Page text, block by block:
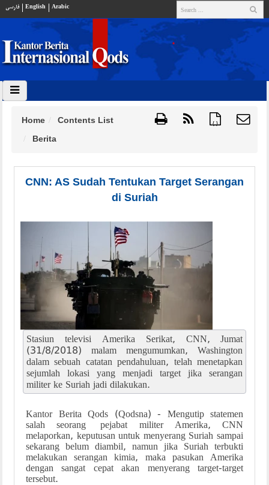
فارسي English Arabic
{ }
Home
Contents List
Berita
CNN: AS Sudah Tentukan Target Serangan
di Suriah
Stasiun televisi Amerika Serikat, CNN, Jumat
(31/8/2018) malam mengumumkan, Washington
dalam sebuah catatan pendahuluan, telah menetapkan
sejumlah lokasi yang menjadi target jika serangan
militer ke Suriah jadi dilakukan.
Kantor Berita Qods (Qodsna) - Mengutip statemen
salah seorang pejabat militer Amerika, CNN
melaporkan, keputusan untuk menyerang Suriah sampai
sekarang belum diambil, namun jika Suriah terbukti
melakukan serangan kimia, maka pasukan Amerika
dengan sangat cepat akan menyerang target-target
tersebut.